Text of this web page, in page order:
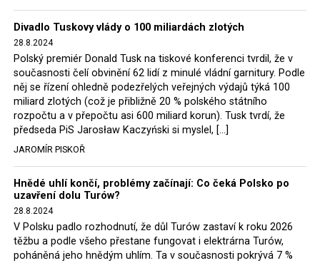
Divadlo Tuskovy vlády o 100 miliardách zlotých
28.8.2024
Polský premiér Donald Tusk na tiskové konferenci tvrdil, že v
současnosti čelí obvinění 62 lidí z minulé vládní garnitury. Podle
něj se řízení ohledně podezřelých veřejných výdajů týká 100
miliard zlotých (což je přibližně 20 % polského státního
rozpočtu a v přepočtu asi 600 miliard korun). Tusk tvrdí, že
předseda PiS Jarosław Kaczyński si myslel, […]
JAROMÍR PISKOŘ
Hnědé uhlí končí, problémy začínají: Co čeká Polsko po
uzavření dolu Turów?
28.8.2024
V Polsku padlo rozhodnutí, že důl Turów zastaví k roku 2026
těžbu a podle všeho přestane fungovat i elektrárna Turów,
poháněná jeho hnědým uhlím. Ta v současnosti pokrývá 7 %